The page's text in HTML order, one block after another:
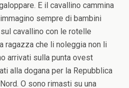
E il cavallino cammina
sempre di bambini
cavallino con le rotelle
ragazza che li noleggia non li
arrivati sulla punta ovest
alla dogana per la Repubblica
O sono rimasti su una